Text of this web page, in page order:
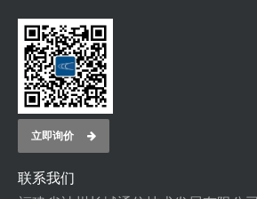
立即询价
联系我们